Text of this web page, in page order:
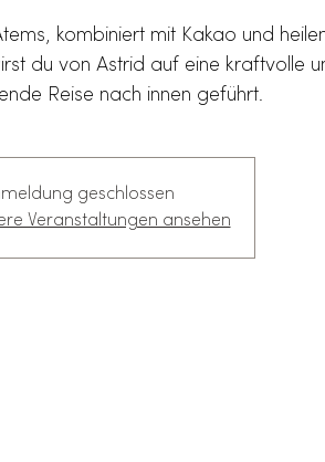
kombiniert mit Kakao und
du von Astrid auf eine kraftvolle
Reise nach innen geführt.
geschlossen
Veranstaltungen ansehen